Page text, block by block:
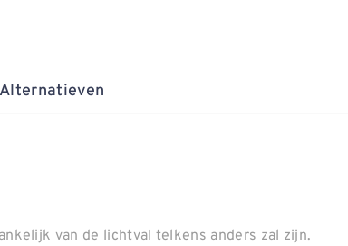
Alternatieven
van de lichtval telkens anders zal zijn.